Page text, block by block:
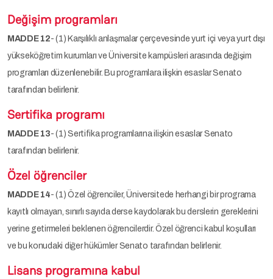
Değişim programları
MADDE 12- (1) Karşılıklı anlaşmalar çerçevesinde yurt içi veya yurt dışı
yükseköğretim kurumları ve Üniversite kampüsleri arasında değişim
programları düzenlenebilir. Bu programlara ilişkin esaslar Senato
tarafından belirlenir.
Sertifika programı
MADDE 13- (1) Sertifika programlarına ilişkin esaslar Senato
tarafından belirlenir.
Özel öğrenciler
MADDE 14- (1) Özel öğrenciler, Üniversitede herhangi bir programa
kayıtlı olmayan, sınırlı sayıda derse kaydolarak bu derslerin gereklerini
yerine getirmeleri beklenen öğrencilerdir. Özel öğrenci kabul koşulları
ve bu konudaki diğer hükümler Senato tarafından belirlenir.
Lisans programına kabul